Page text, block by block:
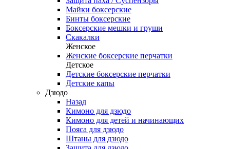
Майки боксерские
Бинты боксерские
Боксерские мешки и груши
Скакалки
Женское
Женские боксерские перчатки
Детское
Детские боксерские перчатки
Детские капы
Дзюдо
Назад
Кимоно для дзюдо
Кимоно для детей и начинающих
Пояса для дзюдо
Штаны для дзюдо